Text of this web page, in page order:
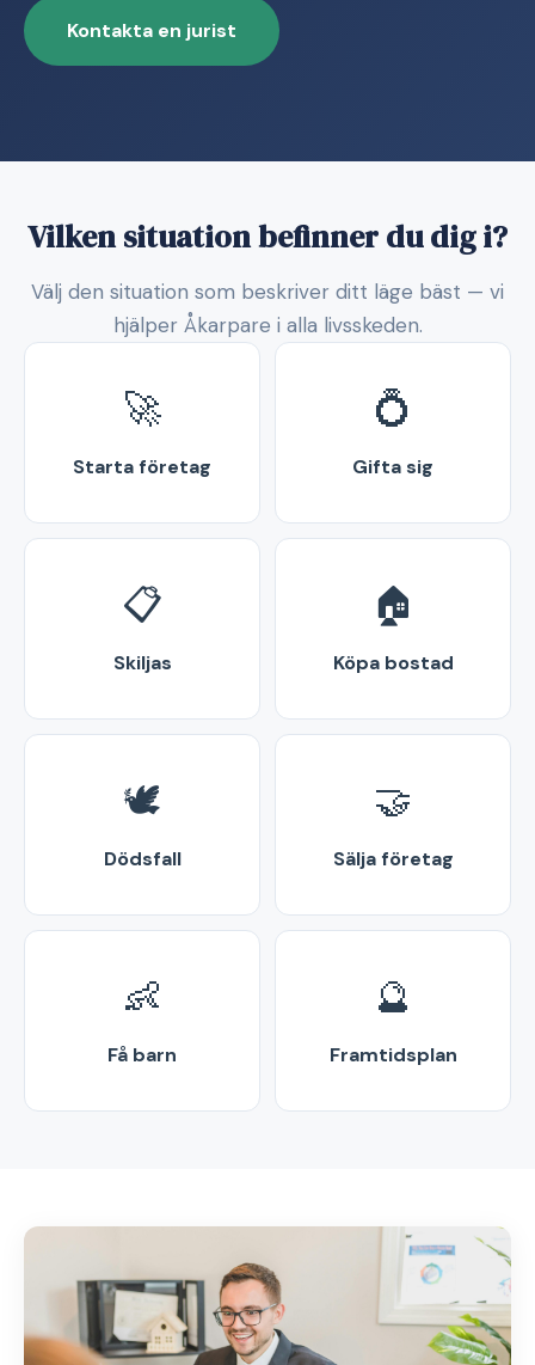
Kontakta en jurist
Vilken situation befinner du dig i?
Välj den situation som beskriver ditt läge bäst — vi
hjälper Åkarpare i alla livsskeden.
🚀
Starta företag
💍
Gifta sig
📋
Skiljas
🏠
Köpa bostad
🕊️
Dödsfall
🤝
Sälja företag
👶
Få barn
🔮
Framtidsplan